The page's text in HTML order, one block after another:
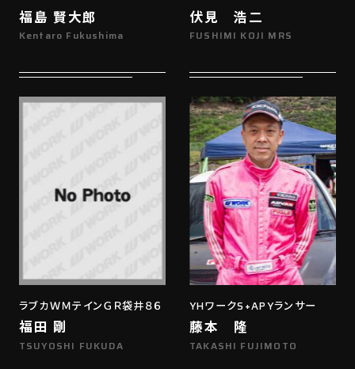
福島 賢大郎
Kentaro Fukushima
伏見 浩二
FUSHIMI KOJI MRS
ラブカＷＭテインＧＲ袋井８６
福田 剛
TSUYOSHI FUKUDA
YHワークS+APYランサー
藤本 隆
TAKASHI FUJIMOTO